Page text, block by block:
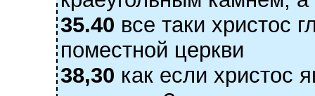
35.40 все таки христос
поместной церкви
38,30 как если христос